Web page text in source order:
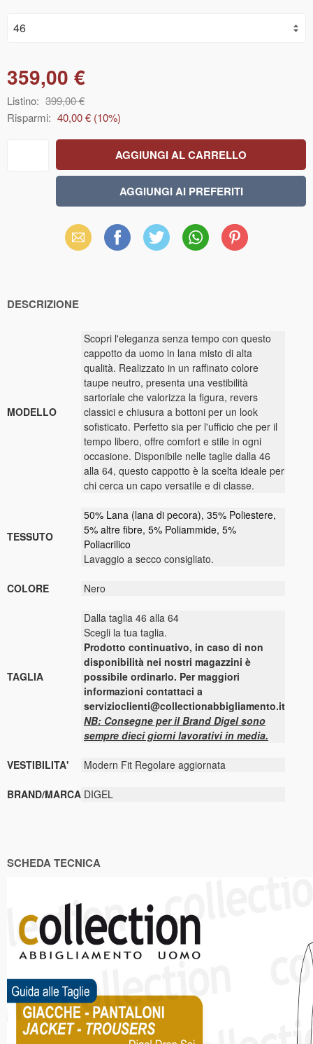
359,00 €
Listino: 399,00 €
Risparmi: 40,00 € (10%)
Email Facebook X WhatsAppPinterest
DESCRIZIONE
MODELLO
Scopri l'eleganza senza tempo con questo
cappotto da uomo in lana misto di alta
qualità. Realizzato in un raffinato colore
taupe neutro, presenta una vestibilità
sartoriale che valorizza la figura, revers
classici e chiusura a bottoni per un look
sofisticato. Perfetto sia per l'ufficio che per il
tempo libero, offre comfort e stile in ogni
occasione. Disponibile nelle taglie dalla 46
alla 64, questo cappotto è la scelta ideale per
chi cerca un capo versatile e di classe.
TESSUTO
50% Lana (lana di pecora), 35% Poliestere,
5% altre fibre, 5% Poliammide, 5%
Poliacrilico
Lavaggio a secco consigliato.
COLORE Nero
TAGLIA
Dalla taglia 46 alla 64
Scegli la tua taglia.
Prodotto continuativo, in caso di non
disponibilità nei nostri magazzini è
possibile ordinarlo. Per maggiori
informazioni contattaci a
servizioclienti@collectionabbigliamento.it
NB: Consegne per il Brand Digel sono
sempre dieci giorni lavorativi in media.
VESTIBILITA' Modern Fit Regolare aggiornata
BRAND/MARCA DIGEL
SCHEDA TECNICA